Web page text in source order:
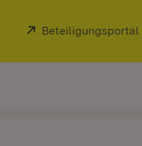
in neuem Fenster)
Extern:
Beteiligungsportal